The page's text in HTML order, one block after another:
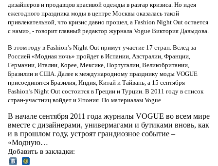
дизайнеров и продавцов красивой одежды в разгар кризиса. Но идея
ежегодного праздника моды в центре Москвы оказалась такой
привлекательной, что кризис давно прошел, а Fashion Night Out остается
с нами», - говорит главный редактор журнала Vogue Виктория Давыдова.
В этом году в Fashion’s Night Out примут участие 17 стран. Вслед за
Россией «Модная ночь» пройдет в Испании, Австралии, Франции,
Германии, Италии, Корее, Мексике, Португалии, Великобритании,
Бразилии и США. Далее к международному празднику моды VOGUE
присоединятся Бразилия, Индия, Китай и Тайвань, а 15 сентября
Fashion’s Night Out состоится в Греции и Турции. В 2011 году в список
стран-участниц войдет и Япония. По материалам Vogue.
В начале сентября 2011 года журналы VOGUE во всем мире
вместе с дизайнерами, универмагами и бутиками вновь, как
и в прошлом году, устроят грандиозное событие –
«Модную…
Добавить в закладки: